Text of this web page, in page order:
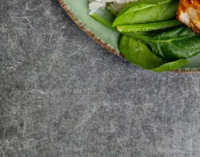
Mange bien. Pense à autre
Kuddu te prépare un menu
liste de courses —
Cuisine.